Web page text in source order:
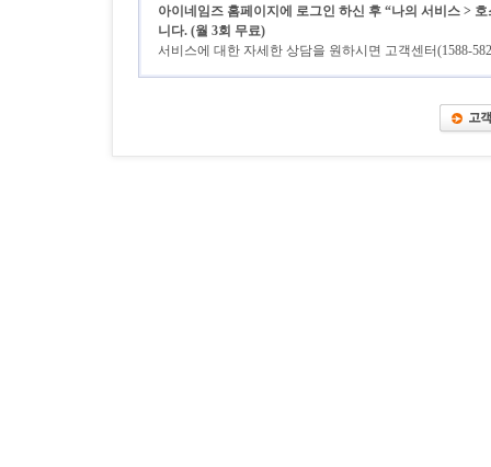
아이네임즈 홈페이지에 로그인 하신 후 “나의 서비스 >
니다. (월 3회 무료)
서비스에 대한 자세한 상담을 원하시면 고객센터(1588-